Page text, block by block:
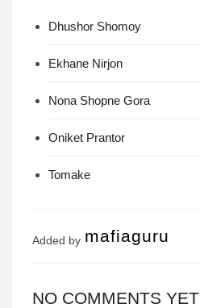
Dhushor Shomoy
Ekhane Nirjon
Nona Shopne Gora
Oniket Prantor
Tomake
Added by mafiaguru
NO COMMENTS YET